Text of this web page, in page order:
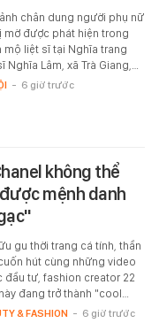
chân dung người phụ nữ
mờ được phát hiện trong
mộ liệt sĩ tại Nghĩa trang
Nghĩa Lâm, xã Trà Giang,…
- 6 giờ trước
không thể
mệnh danh
gu thời trang cá tính, thần
hút cùng những video
đầu tư, fashion creator 22
đang trở thành "cool…
& FASHION - 6 giờ trước